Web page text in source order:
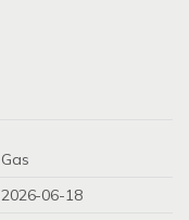
Gas
2026-06-18